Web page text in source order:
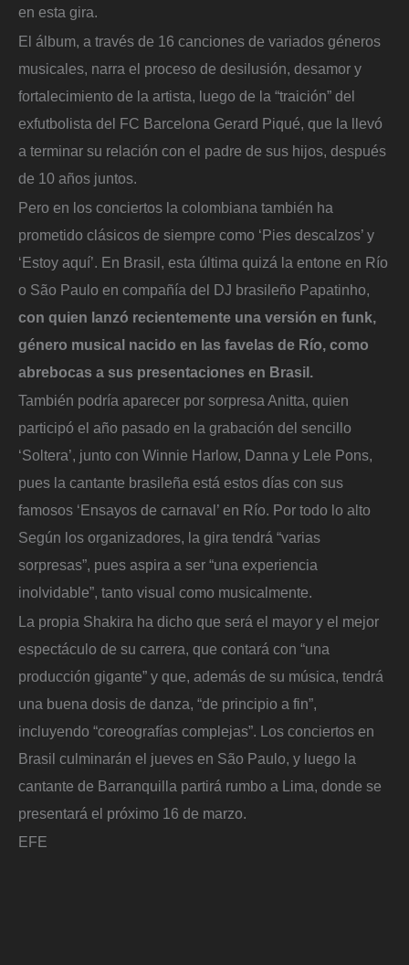
en esta gira.
El álbum, a través de 16 canciones de variados géneros
musicales, narra el proceso de desilusión, desamor y
fortalecimiento de la artista, luego de la “traición” del
exfutbolista del FC Barcelona Gerard Piqué, que la llevó
a terminar su relación con el padre de sus hijos, después
de 10 años juntos.
Pero en los conciertos la colombiana también ha
prometido clásicos de siempre como ‘Pies descalzos’ y
‘Estoy aquí’. En Brasil, esta última quizá la entone en Río
o São Paulo en compañía del DJ brasileño Papatinho,
con quien lanzó recientemente una versión en funk,
género musical nacido en las favelas de Río, como
abrebocas a sus presentaciones en Brasil.
También podría aparecer por sorpresa Anitta, quien
participó el año pasado en la grabación del sencillo
‘Soltera’, junto con Winnie Harlow, Danna y Lele Pons,
pues la cantante brasileña está estos días con sus
famosos ‘Ensayos de carnaval’ en Río. Por todo lo alto
Según los organizadores, la gira tendrá “varias
sorpresas”, pues aspira a ser “una experiencia
inolvidable”, tanto visual como musicalmente.
La propia Shakira ha dicho que será el mayor y el mejor
espectáculo de su carrera, que contará con “una
producción gigante” y que, además de su música, tendrá
una buena dosis de danza, “de principio a fin”,
incluyendo “coreografías complejas”. Los conciertos en
Brasil culminarán el jueves en São Paulo, y luego la
cantante de Barranquilla partirá rumbo a Lima, donde se
presentará el próximo 16 de marzo.
EFE